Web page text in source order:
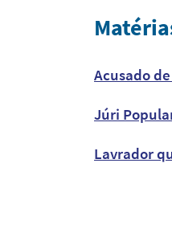
Acusado
Júri
Lavrador